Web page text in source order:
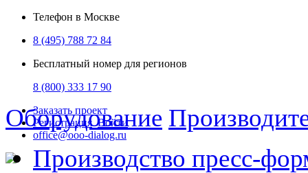
Телефон в Москве
8 (495) 788 72 84
Бесплатный номер для регионов
8 (800) 333 17 90
Заказать проект
Регистрация Войти
office@ooo-dialog.ru
Оборудование
Производство пресс-